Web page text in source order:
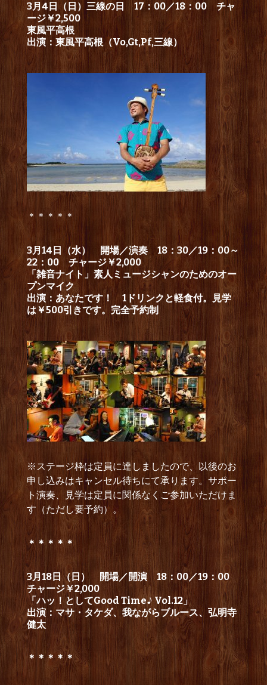
3月4日（日）三線の日 17：00／18：00 チャ
ージ￥2,500
東風平高根
出演：東風平高根（Vo,Gt,Pf,三線）
＊＊＊＊＊
3月14日（水） 開場／演奏 18：30／19：00～
22：00 チャージ￥2,000
「雑音ナイト」素人ミュージシャンのためのオー
プンマイク
出演：あなたです！ 1ドリンクと軽食付。見学
は￥500引きです。完全予約制
※ステージ枠は定員に達しましたので、以後のお
申し込みはキャンセル待ちにて承ります。サポー
ト演奏、見学は定員に関係なくご参加いただけま
す（ただし要予約）。
＊＊＊＊＊
3月18日（日） 開場／開演 18：00／19：00
チャージ￥2,000
「ハッ！としてGood Time♪ Vol.12」
出演：マサ・タケダ、我ながらブルース、弘明寺
健太
＊＊＊＊＊